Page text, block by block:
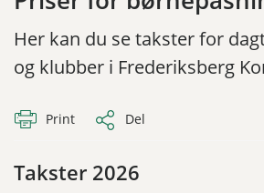
Her kan du se takster for
og klubber i Frederiksberg
Print Del
Takster 2026